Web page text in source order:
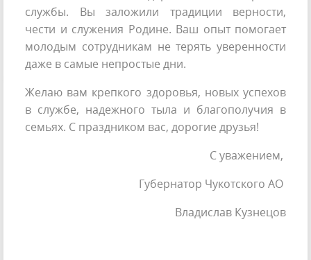
службы. Вы заложили традиции верности,
чести и служения Родине. Ваш опыт помогает
молодым сотрудникам не терять уверенности
даже в самые непростые дни.
Желаю вам крепкого здоровья, новых успехов
в службе, надежного тыла и благополучия в
семьях. С праздником вас, дорогие друзья!
С уважением,
Губернатор Чукотского АО
Владислав Кузнецов